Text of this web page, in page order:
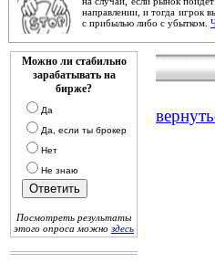
направлении, и тогда игрок
с прибылью либо с убытком.
Можно ли стабильно
зарабатывать на
бирже?
Да
Да, если ты брокер
Нет
Не знаю
Посмотреть результаты
этого опроса можно здесь